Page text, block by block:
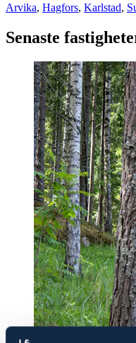
Arvika, Hagfors, Karlstad,
Senaste